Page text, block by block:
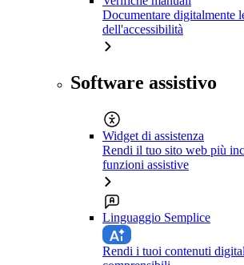
Documentare digitalmente
dell'accessibilità
Software assistivo
Widget di assistenza
Rendi il tuo sito web più
funzioni assistive
Linguaggio Semplice
Rendi i tuoi contenuti